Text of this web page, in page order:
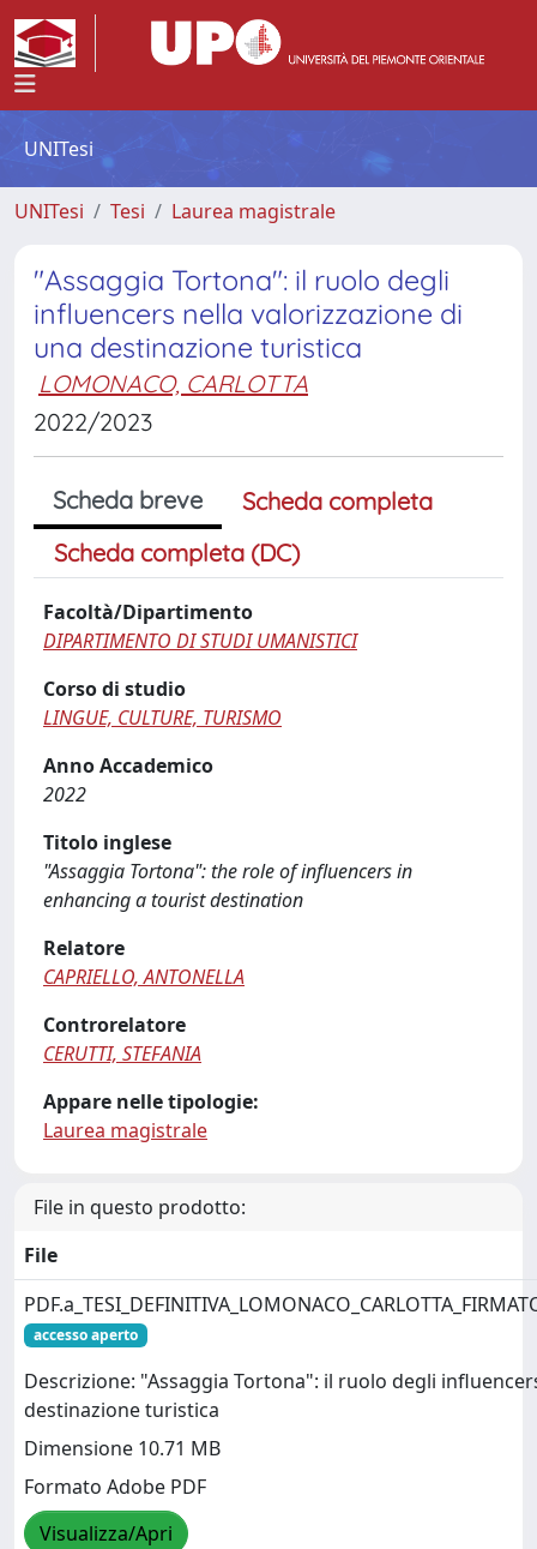
UNITesi
UNITesi Tesi Laurea magistrale
"Assaggia Tortona": il ruolo degli
influencers nella valorizzazione di
una destinazione turistica
LOMONACO, CARLOTTA
2022/2023
Scheda breve
Scheda completa
Scheda completa (DC)
Facoltà/Dipartimento
DIPARTIMENTO DI STUDI UMANISTICI
Corso di studio
LINGUE, CULTURE, TURISMO
Anno Accademico
2022
Titolo inglese
"Assaggia Tortona": the role of influencers in
enhancing a tourist destination
Relatore
CAPRIELLO, ANTONELLA
Controrelatore
CERUTTI, STEFANIA
Appare nelle tipologie:
Laurea magistrale
File in questo prodotto:
File
accesso aperto
Descrizione: "Assaggia Tortona": il ruolo degli
destinazione turistica
Dimensione 10.71 MB
Formato Adobe PDF
Visualizza/Apri